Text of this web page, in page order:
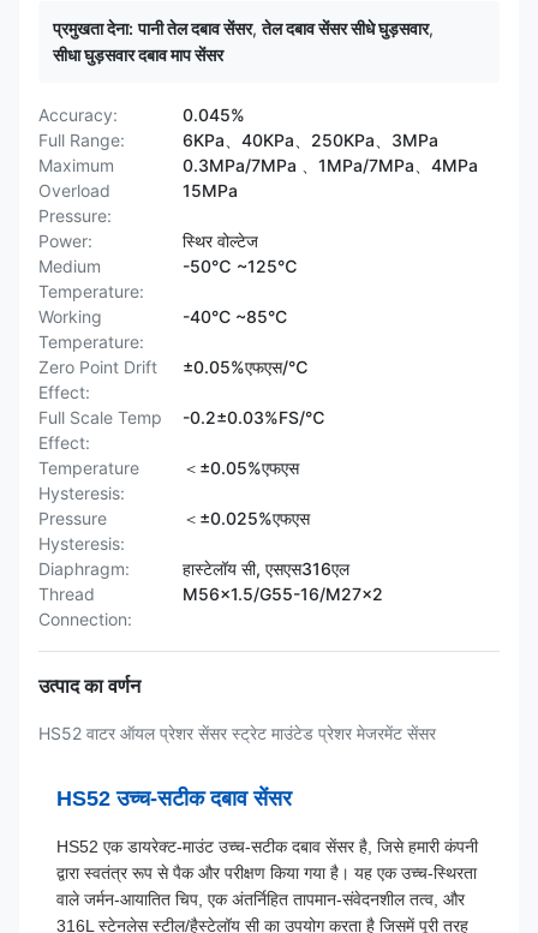
प्रमुखता देना: पानी तेल दबाव सेंसर,तेल दबाव सेंसर सीधे घुड़सवार,
सीधा घुड़सवार दबाव माप सेंसर
Accuracy:
0.045%
Full Range:
6KPa、40KPa、250KPa、3MPa
Maximum
Overload
Pressure:
0.3MPa/7MPa 、1MPa/7MPa、4MPa
15MPa
Power:
स्थिर वोल्टेज
Medium
Temperature:
-50℃ ~125℃
Working
Temperature:
-40°C ~85°C
Zero Point Drift
Effect:
±0.05%एफएस/℃
Full Scale Temp
Effect:
-0.2±0.03%FS/℃
Temperature
Hysteresis:
＜±0.05%एफएस
Pressure
Hysteresis:
＜±0.025%एफएस
Diaphragm:
हास्टेलॉय सी, एसएस316एल
Thread
Connection:
M56×1.5/G55-16/M27×2
उत्पाद का वर्णन
HS52 वाटर ऑयल प्रेशर सेंसर स्ट्रेट माउंटेड प्रेशर मेजरमेंट सेंसर
HS52 उच्च-सटीक दबाव सेंसर
HS52 एक डायरेक्ट-माउंट उच्च-सटीक दबाव सेंसर है, जिसे हमारी कंपनी
द्वारा स्वतंत्र रूप से पैक और परीक्षण किया गया है। यह एक उच्च-स्थिरता
वाले जर्मन-आयातित चिप, एक अंतर्निहित तापमान-संवेदनशील तत्व, और
316L स्टेनलेस स्टील/हैस्टेलॉय सी का उपयोग करता है जिसमें पूरी तरह